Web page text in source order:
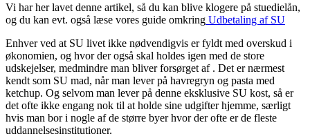
Vi har her lavet denne artikel, så du kan blive klogere på stuedielån,
og du kan evt. også læse vores guide omkring Udbetaling af SU
Enhver ved at SU livet ikke nødvendigvis er fyldt med overskud i
økonomien, og hvor der også skal holdes igen med de store
udskejelser, medmindre man bliver forsørget af . Det er nærmest
kendt som SU mad, når man lever på havregryn og pasta med
ketchup. Og selvom man lever på denne eksklusive SU kost, så er
det ofte ikke engang nok til at holde sine udgifter hjemme, særligt
hvis man bor i nogle af de større byer hvor der ofte er de fleste
uddannelsesinstitutioner.